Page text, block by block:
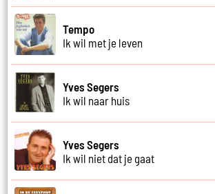
Tempo
Ik wil met je leven
Yves Segers
Ik wil naar huis
Yves Segers
Ik wil niet dat je gaat